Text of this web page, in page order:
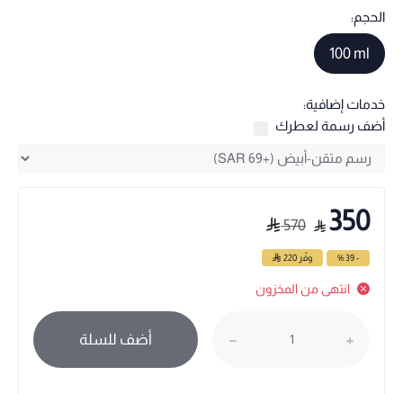
الحجم:
100 ml
خدمات إضافية:
أضف رسمة لعطرك
350
570
- 39 % وفّر 220
انتهى من المخزون
أضف للسلة